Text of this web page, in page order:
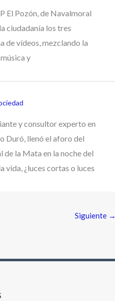
El Pozón, de Navalmoral
ciudadanía los tres
de vídeos, mezclando la
y
y consultor experto en
Duró, llenó el aforo del
la Mata en la noche del
vida, ¿luces cortas o luces
Siguiente →